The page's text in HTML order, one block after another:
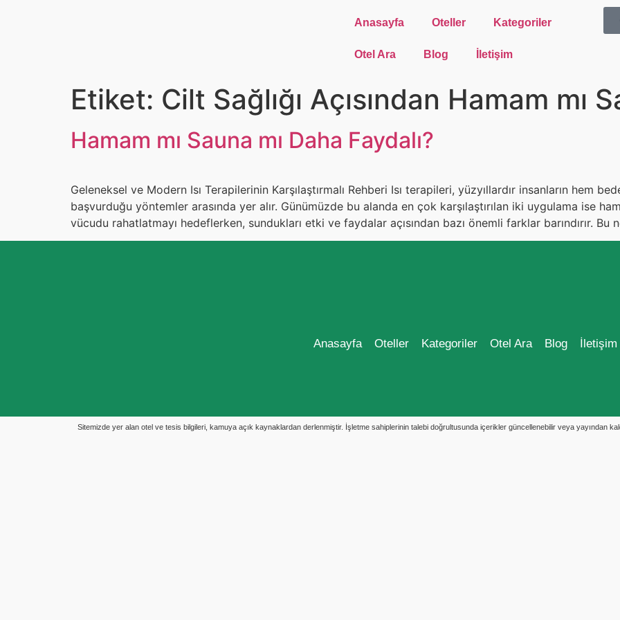
Anasayfa Oteller Kategoriler
Otel Ara Blog İletişim
Etiket: Cilt Sağlığı Açısından Hamam mı
Hamam mı Sauna mı Daha Faydalı?
Geleneksel ve Modern Isı Terapilerinin Karşılaştırmalı Rehberi Isı terapileri, yüzyıllardır insanların hem
başvurduğu yöntemler arasında yer alır. Günümüzde bu alanda en çok karşılaştırılan iki uygulama ise
vücudu rahatlatmayı hedeflerken, sundukları etki ve faydalar açısından bazı önemli farklar barındırır. Bu
Anasayfa Oteller Kategoriler Otel Ara Blog İletişim
Sitemizde yer alan otel ve tesis bilgileri, kamuya açık kaynaklardan derlenmiştir. İşletme sahiplerinin talebi doğrultusunda içerikler güncellenebilir veya yayından